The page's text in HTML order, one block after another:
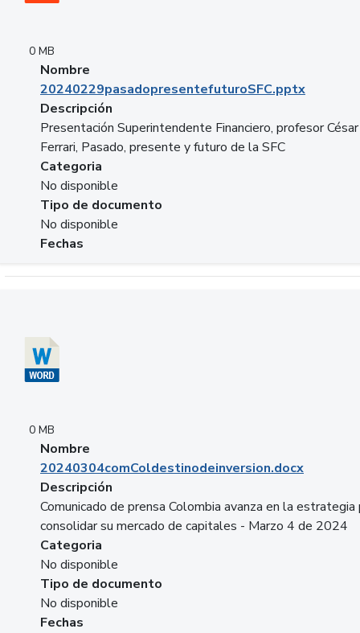
0 MB
Nombre
20240229pasadopresentefuturoSFC.pptx
Descripción
Presentación Superintendente Financiero, profesor César
Ferrari, Pasado, presente y futuro de la SFC
Categoria
No disponible
Tipo de documento
No disponible
Fechas
0 MB
Nombre
20240304comColdestinodeinversion.docx
Descripción
Comunicado de prensa Colombia avanza en la estrategia
consolidar su mercado de capitales - Marzo 4 de 2024
Categoria
No disponible
Tipo de documento
No disponible
Fechas